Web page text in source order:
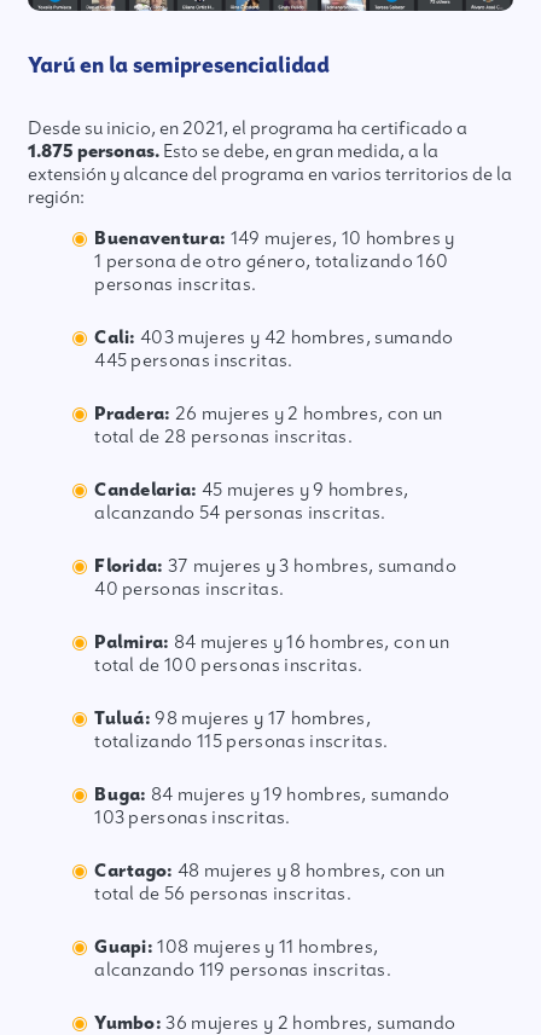
Yarú en la semipresencialidad
Desde su inicio, en 2021, el programa ha certificado a
1.875 personas. Esto se debe, en gran medida, a la
extensión y alcance del programa en varios territorios de la
región:
Buenaventura: 149 mujeres, 10 hombres y
1 persona de otro género, totalizando 160
personas inscritas.
Cali: 403 mujeres y 42 hombres, sumando
445 personas inscritas.
Pradera: 26 mujeres y 2 hombres, con un
total de 28 personas inscritas.
Candelaria: 45 mujeres y 9 hombres,
alcanzando 54 personas inscritas.
Florida: 37 mujeres y 3 hombres, sumando
40 personas inscritas.
Palmira: 84 mujeres y 16 hombres, con un
total de 100 personas inscritas.
Tuluá: 98 mujeres y 17 hombres,
totalizando 115 personas inscritas.
Buga: 84 mujeres y 19 hombres, sumando
103 personas inscritas.
Cartago: 48 mujeres y 8 hombres, con un
total de 56 personas inscritas.
Guapi: 108 mujeres y 11 hombres,
alcanzando 119 personas inscritas.
Yumbo: 36 mujeres y 2 hombres, sumando